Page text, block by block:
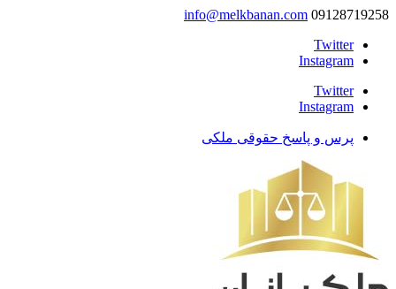
09128719258
info@melkbanan.com
Twitter
Instagram
Twitter
Instagram
پرس و پاسخ حقوقی ملکی